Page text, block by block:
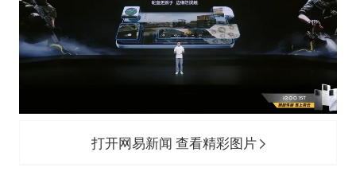
打开网易新闻 查看精彩图片